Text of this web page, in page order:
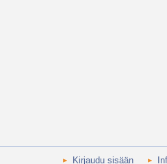
Kirjaudu sisään